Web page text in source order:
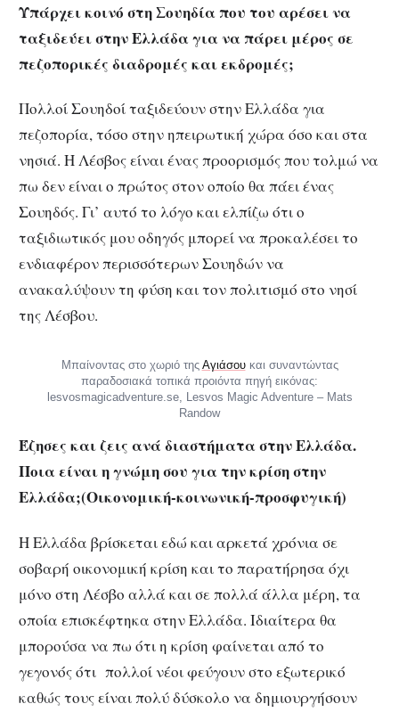
Υπάρχει κοινό στη Σουηδία που του αρέσει να
ταξιδεύει στην Ελλάδα για να πάρει μέρος σε
πεζοπορικές διαδρομές και εκδρομές;
Πολλοί Σουηδοί ταξιδεύουν στην Ελλάδα για
πεζοπορία, τόσο στην ηπειρωτική χώρα όσο και στα
νησιά. Η Λέσβος είναι ένας προορισμός που τολμώ να
πω δεν είναι ο πρώτος στον οποίο θα πάει ένας
Σουηδός. Γι’ αυτό το λόγο και ελπίζω ότι ο
ταξιδιωτικός μου οδηγός μπορεί να προκαλέσει το
ενδιαφέρον περισσότερων Σουηδών να
ανακαλύψουν τη φύση και τον πολιτισμό στο νησί
της Λέσβου.
Μπαίνοντας στο χωριό της Αγιάσουκαι συναντώντας
παραδοσιακά τοπικά προιόντα πηγή εικόνας:
lesvosmagicadventure.se, Lesvos Magic Adventure – Mats
Randow
Έζησες και ζεις ανά διαστήματα στην Ελλάδα.
Ποια είναι η γνώμη σου για την κρίση στην
Ελλάδα;(Οικονομική-κοινωνική-προσφυγική)
Η Ελλάδα βρίσκεται εδώ και αρκετά χρόνια σε
σοβαρή οικονομική κρίση και το παρατήρησα όχι
μόνο στη Λέσβο αλλά και σε πολλά άλλα μέρη, τα
οποία επισκέφτηκα στην Ελλάδα. Ιδιαίτερα θα
μπορούσα να πω ότι η κρίση φαίνεται από το
γεγονός ότι πολλοί νέοι φεύγουν στο εξωτερικό
καθώς τους είναι πολύ δύσκολο να δημιουργήσουν